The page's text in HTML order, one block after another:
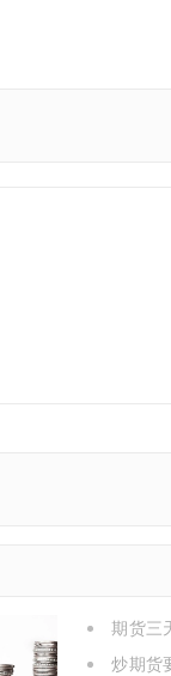
期货三
炒期货